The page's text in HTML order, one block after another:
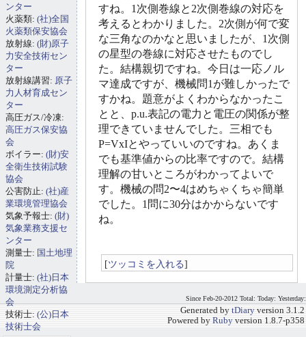
すね。1次側巻線と2次側巻線の対応を
考えるとわかりました。2次側が何で変
な三角なのかなと思いましたが、1次側
の星型の巻線に対応させたものでし
た。結構親切ですね。今日は一応ノル
マ達成ですが、機械問1が難しかったで
すかね。題意がよくわからなかったこ
とと、p.u.表記の電力と電圧の関係が整
理できていませんでした。三相でも
P=VxIとやっていいのですね。あくま
でも基準値からの比率ですので。結構
理解の甘いところがわかってよいで
す。機械の問2〜4はめちゃくちゃ簡単
でした。1問に30分はかからないです
ね。
[ツッコミを入れる]
ンター
火薬類: (社)全国
火薬類保安協会
放射線: (財)原子
力安全技術セン
ター
放射線講習: 原子
力人材育成セン
ター
高圧ガス/冷凍:
高圧ガス保安協
会
ボイラー: (財)安
全衛生技術試験
協会
公害防止: (社)産
業環境管理協会
気象予報士: (財)
気象業務支援セ
ンター
測量士: 国土地理
院
計量士: (社)日本
環境測定分析協
会
技術士: (公)日本
技術士会
Since Feb-20-2012 Total: Today: Yesterday:
Generated by tDiary version 3.1.2
Powered by Ruby version 1.8.7-p358